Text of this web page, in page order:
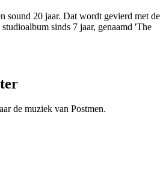
sound 20 jaar. Dat wordt gevierd met de
sinds 7 jaar, genaamd 'The
de muziek van Postmen.